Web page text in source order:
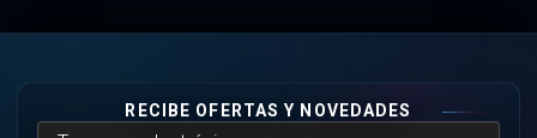
RECIBE OFERTAS Y NOVEDADES